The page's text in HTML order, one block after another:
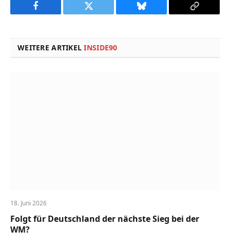
Facebook Twitter Bluesky
Copy
WEITERE ARTIKELINSIDE90
18. Juni 2026
Folgt für Deutschland der nächste Sieg bei der
WM?